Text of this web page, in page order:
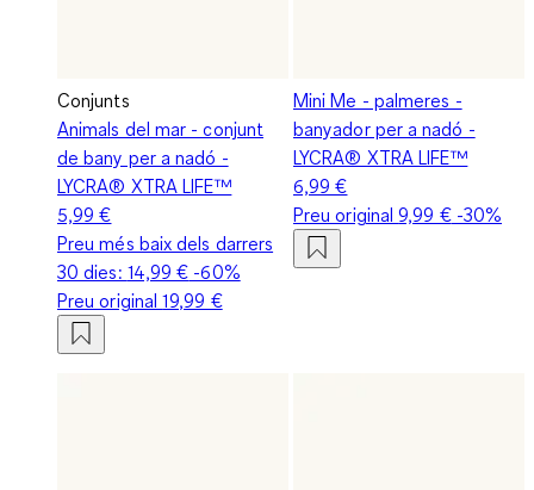
Conjunts
Animals del mar - conjunt
de bany per a nadó -
LYCRA® XTRA LIFE™
5,99 €
Preu més baix dels darrers
30 dies: 14,99 € -60%
Preu original19,99 €
Mini Me - palmeres -
banyador per a nadó -
LYCRA® XTRA LIFE™
6,99 €
Preu original9,99 €-30%